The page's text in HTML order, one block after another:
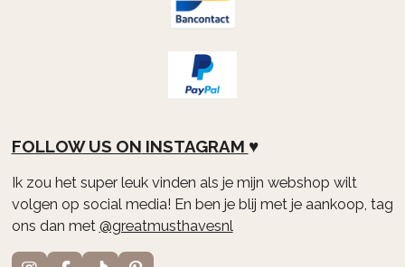
FOLLOW US ON INSTAGRAM ♥
Ik zou het super leuk vinden als je mijn webshop wilt
volgen op social media! En ben je blij met je aankoop, tag
ons dan met @greatmusthavesnl